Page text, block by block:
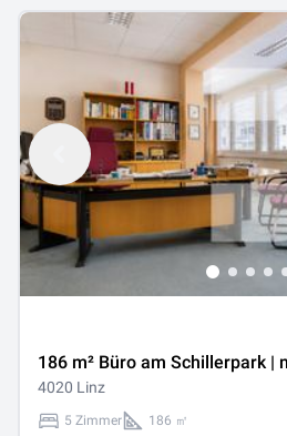
186 m² Büro am Schillerpark |
4020 Linz
5 Zimmer 186 ㎡